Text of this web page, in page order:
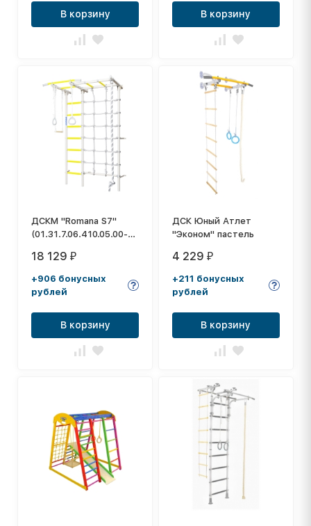
В корзину В корзину
ДСКМ "Romana S7"
(01.31.7.06.410.05.00-
18 129₽
+906 бонусных
рублей
В корзину
ДСК Юный Атлет
"Эконом" пастель
4 229₽
+211 бонусных
рублей
В корзину